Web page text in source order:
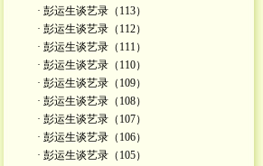
· 彭运生谈艺录（113）
· 彭运生谈艺录（112）
· 彭运生谈艺录（111）
· 彭运生谈艺录（110）
· 彭运生谈艺录（109）
· 彭运生谈艺录（108）
· 彭运生谈艺录（107）
· 彭运生谈艺录（106）
· 彭运生谈艺录（105）